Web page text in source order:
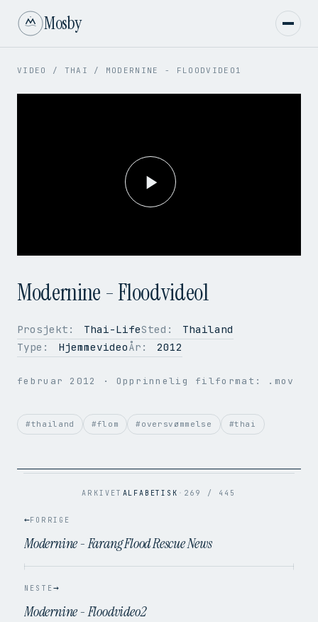
Mosby
VIDEO / THAI / MODERNINE - FLOODVIDEO1
Play
Video
OPPLØSNING 536 × 306
H.264
BITRATE 1.8 Mbps
FILSTØRRELSE 17.8 MB
Modernine - Floodvideo1
Prosjekt: Thai-LifeSted:
Thailand
Type:
HjemmevideoÅr: 2012
februar 2012 · Opprinnelig filformat: .mov
#thailand #flom #oversvømmelse #thai
ARKIVET ALFABETISK · 269 / 445
←FORRIGE
Modernine - Farang Flood Rescue News
NESTE→
Modernine - Floodvideo2